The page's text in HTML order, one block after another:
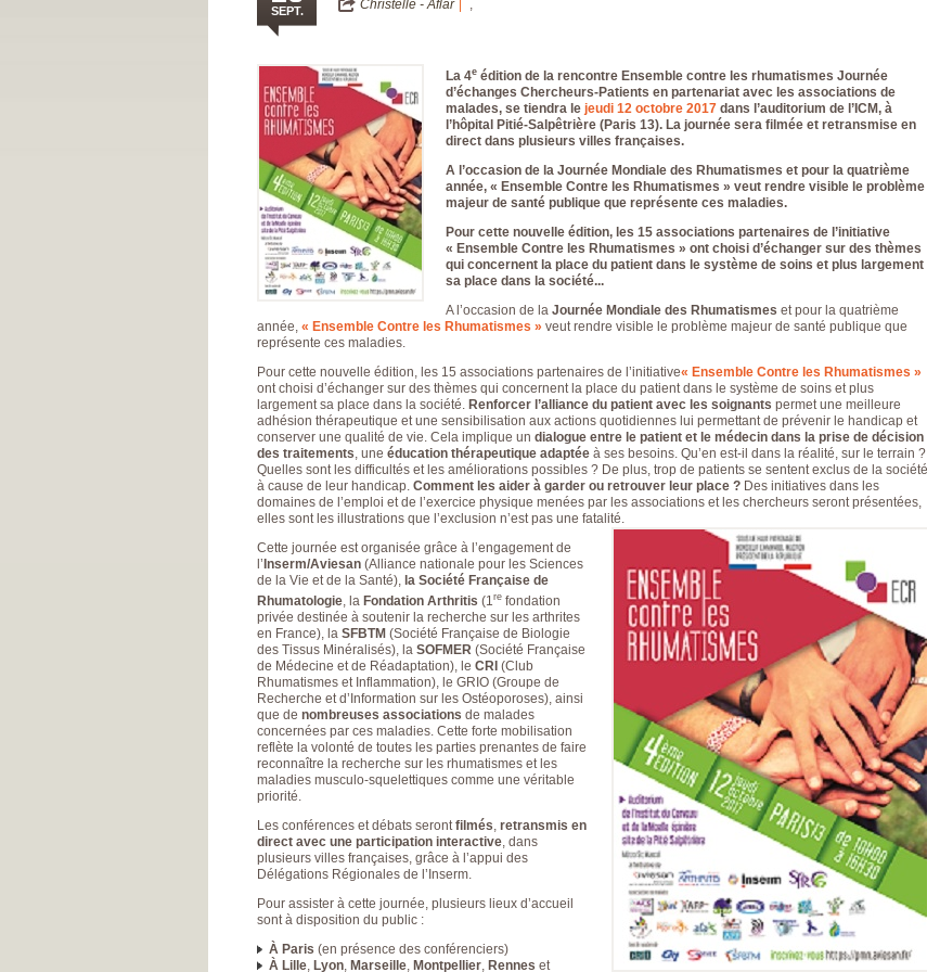
MÉDECINE PHYSIQUE
ET DE
RÉADAPTATION MPR)
CONSEIL NATIONAL
DES EXPLOITANTS
THERMAUX
FRANCE
RHUMATISMES
CONSEIL NATIONAL
DE L’ORDRE DES
MASSEURS-
KINÉSITHÉRAPEUTES
INSTITUT UPSA DE
LA DOULEUR
DES PÉDICURES-
PODOLOGUES
DE MÉDECINE
PHYSIQUE ET DE
RÉADAPTATION
SOCIÉTÉ FRANÇAISE
DE CHIRURGIE
ORTHOPÉDIQUE ET
TRAUMATOLOGIQUE
SOCIÉTÉ FRANÇAISE
DE RHUMATOLOGIE
SYNDICAT NATIONAL
DES MÉDECINS
RHUMATOLOGUES
NOS PARTENAIRES
PIERRE FABRE SANTÉ
CHAINE THERMALE
DU SOLEIL
LABORATOIRES
EXPANSCIENCE
LABORATOIRES
MADAUS
PLATEFORME E-
SANTÉ SANOIA
EMPATIENT
ETATS GÉNÉRAUX DE
L’ARTHROSE
NOS ACTIONS EN
2012 ET 2013
LES ETATS
GÉNÉRAUX EN
PRATIQUE !
9 CHAMPS D’ACTIONS
PRIORITAIRES
EVALUER LES 80
PROPOSITIONS
DITES STOP À
MÉDICAMENTEUX
CONTRE L’ARTHROSE
LES TRAITEMENTS
NON
MÉDICAMENTEUX
VOTRE DOULEUR ?
COMMENT ÉVALUER
VOTRE QUALITÉ DE
L’ARTHROSE AU
TRAVAIL
COMMENT LIMITER
L’ARTHROSE ET LES
ACTIVITÉS
L’ARTHROSE : UN
HANDICAP SOCIAL ET
FAMILIAL
COMMENT ÉVALUER
VOTRE AUTONOMIE
VOUS AUSSI
TÉMOIGNEZ !
LAISSEZ VOTRE
TÉMOIGNAGE
VOS TÉMOIGNAGES
ISABELLE M. 48 ANS
DORIS M. 46 ANS
AVIVA F. 45 ANS
NADINE M. 61 ANS
NADINE M. 61 ANS
HUBERT B. 57 ANS
EMILY. G, 29 ANS
MIMA G. 43 ANS
MADELEINE M. 74
ANS
BÉATRICE J. 53 ANS
ANGÈLE P. 67 ANS
MARION I. 44 ANS
ISABELLE R. 48 ANS
ELIANE E. 62 ANS
YVONNE O. 53 ANS
EMILIE R. 46 ANS
JOSIANE B. 50 ANS
BERNARD G. 59 ANS
ISABELLE B. 43 ANS
CORINNE VR. 46 ANS
LAILA K. 32 ANS
GEORGUETTE L. 45
ANS
MARIE LG. 54 ANS
AGNÈS F. 56 ANS
CÉLINE W. 47 ANS
SEPT. Christelle - Aflar ,
La 4e édition de la rencontre Ensemble contre les rhumatismes Journée
d’échanges Chercheurs-Patients en partenariat avec les associations de
malades, se tiendra le jeudi 12 octobre 2017 dans l’auditorium de l’ICM, à
l’hôpital Pitié-Salpêtrière (Paris 13). La journée sera filmée et retransmise en
direct dans plusieurs villes françaises.
A l’occasion de la Journée Mondiale des Rhumatismes et pour la quatrième
année, « Ensemble Contre les Rhumatismes » veut rendre visible le problème
majeur de santé publique que représente ces maladies.
Pour cette nouvelle édition, les 15 associations partenaires de l’initiative
« Ensemble Contre les Rhumatismes » ont choisi d’échanger sur des thèmes
qui concernent la place du patient dans le système de soins et plus largement
sa place dans la société...
A l’occasion de la Journée Mondiale des Rhumatismes et pour la quatrième
année, « Ensemble Contre les Rhumatismes » veut rendre visible le problème majeur de santé publique que
représente ces maladies.
Pour cette nouvelle édition, les 15 associations partenaires de l’initiative« Ensemble Contre les Rhumatismes »
ont choisi d’échanger sur des thèmes qui concernent la place du patient dans le système de soins et plus
largement sa place dans la société. Renforcer l’alliance du patient avec les soignants permet une meilleure
adhésion thérapeutique et une sensibilisation aux actions quotidiennes lui permettant de prévenir le handicap et
conserver une qualité de vie. Cela implique un dialogue entre le patient et le médecin dans la prise de décision
des traitements, une éducation thérapeutique adaptée à ses besoins. Qu’en est-il dans la réalité, sur le terrain ?
Quelles sont les difficultés et les améliorations possibles ? De plus, trop de patients se sentent exclus de la société
à cause de leur handicap. Comment les aider à garder ou retrouver leur place ? Des initiatives dans les
domaines de l’emploi et de l’exercice physique menées par les associations et les chercheurs seront présentées,
elles sont les illustrations que l’exclusion n’est pas une fatalité.
Cette journée est organisée grâce à l’engagement de
l’Inserm/Aviesan (Alliance nationale pour les Sciences
de la Vie et de la Santé), la Société Française de
Rhumatologie, la Fondation Arthritis (1re fondation
privée destinée à soutenir la recherche sur les arthrites
en France), la SFBTM (Société Française de Biologie
des Tissus Minéralisés), la SOFMER (Société Française
de Médecine et de Réadaptation), le CRI (Club
Rhumatismes et Inflammation), le GRIO (Groupe de
Recherche et d’Information sur les Ostéoporoses), ainsi
que de nombreuses associations de malades
concernées par ces maladies. Cette forte mobilisation
reflète la volonté de toutes les parties prenantes de faire
reconnaître la recherche sur les rhumatismes et les
maladies musculo-squelettiques comme une véritable
priorité.
Les conférences et débats serontfilmés, retransmis en
direct avec une participation interactive, dans
plusieurs villes françaises, grâce à l’appui des
Délégations Régionales de l’Inserm.
Pour assister à cette journée, plusieurs lieux d’accueil
sont à disposition du public :
À Paris (en présence des conférenciers)
À Lille, Lyon, Marseille, Montpellier, Rennes et